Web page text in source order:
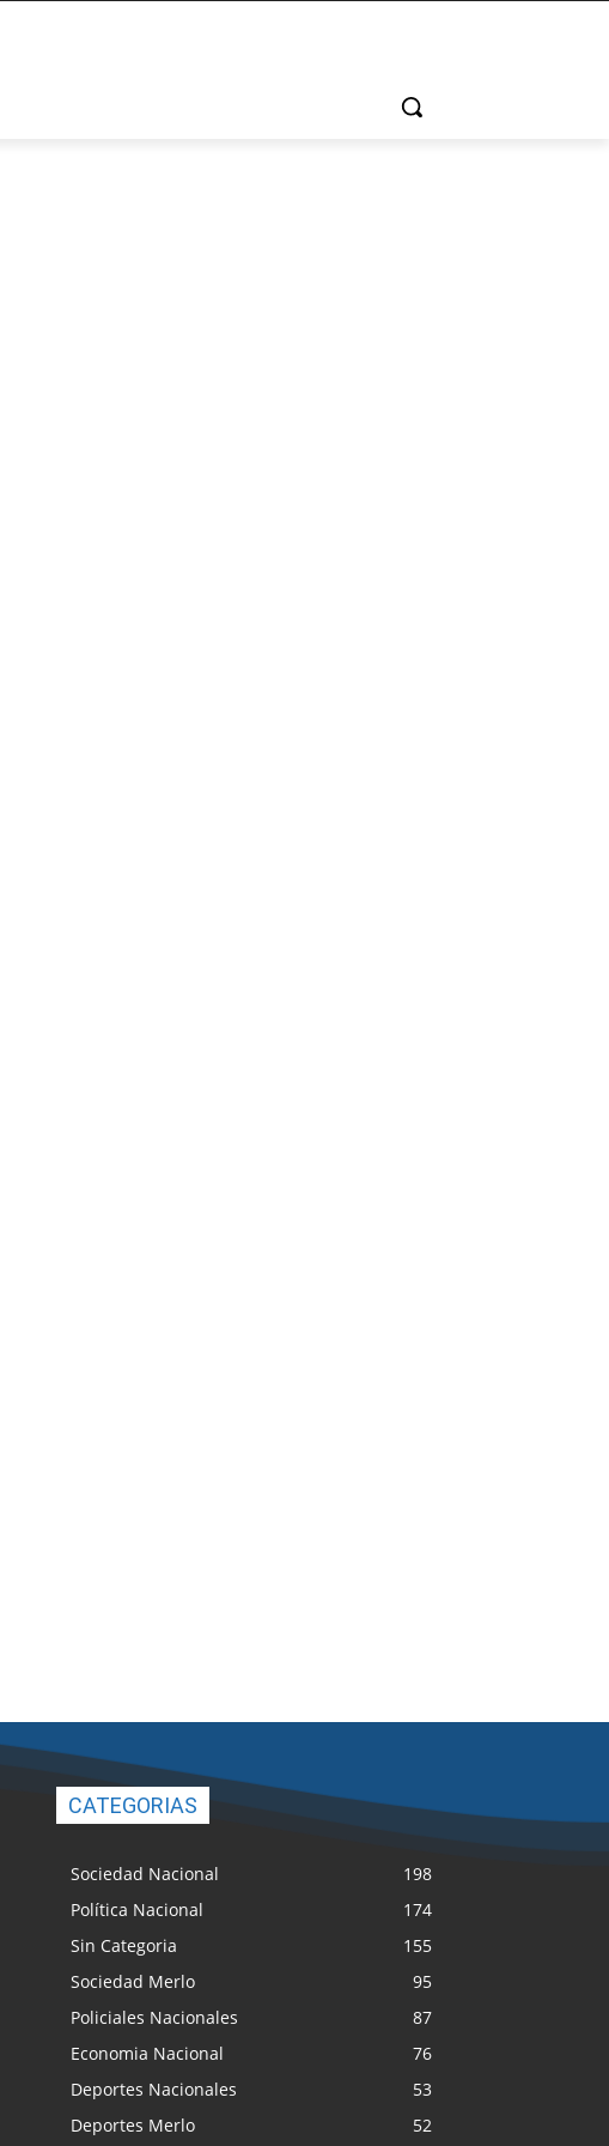
CATEGORIAS
Sociedad Nacional
198
Política Nacional
174
Sin Categoria
155
Sociedad Merlo
95
Policiales Nacionales
87
Economia Nacional
76
Deportes Nacionales
53
Deportes Merlo
52